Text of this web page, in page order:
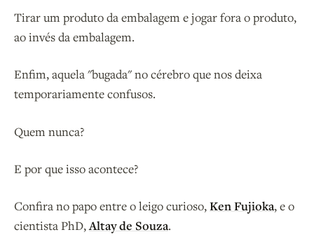
Tirar um produto da embalagem e jogar fora o produto,
ao invés da embalagem.
Enfim, aquela "bugada" no cérebro que nos deixa
temporariamente confusos.
Quem nunca?
E por que isso acontece?
Confira no papo entre o leigo curioso,Ken Fujioka, e o
cientista PhD,Altay de Souza.